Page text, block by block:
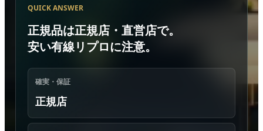
QUICK ANSWER
正規品は正規店・直営店で。
安い有線リプロに注意。
確実・保証
正規店